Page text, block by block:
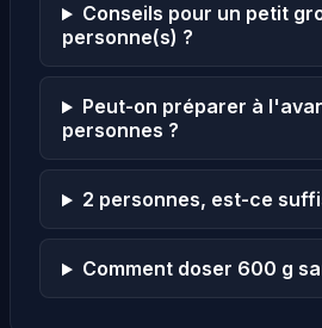
Conseils pour un petit
personne(s) ?
Peut-on préparer à
personnes ?
2 personnes, est-ce
Comment doser 600 g